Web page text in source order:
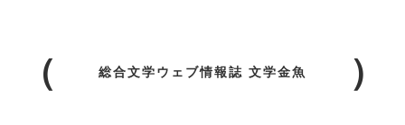
総合文学ウェブ情報誌 文学金魚